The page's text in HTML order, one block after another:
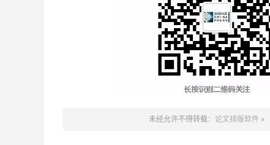
未经允许不得转载： 论文排版软件»